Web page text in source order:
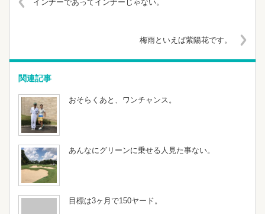
インナーであってインナーじゃない。
梅雨といえば紫陽花です。
関連記事
おそらくあと、ワンチャンス。
あんなにグリーンに乗せる人見た事ない。
目標は3ヶ月で150ヤード。